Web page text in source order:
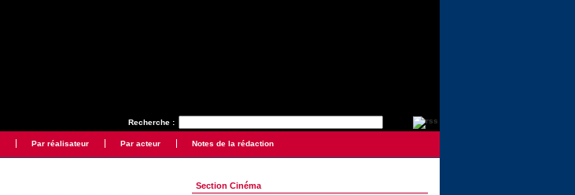
Recherche :
Par réalisateur Par acteur Notes de la rédaction
Section Cinéma